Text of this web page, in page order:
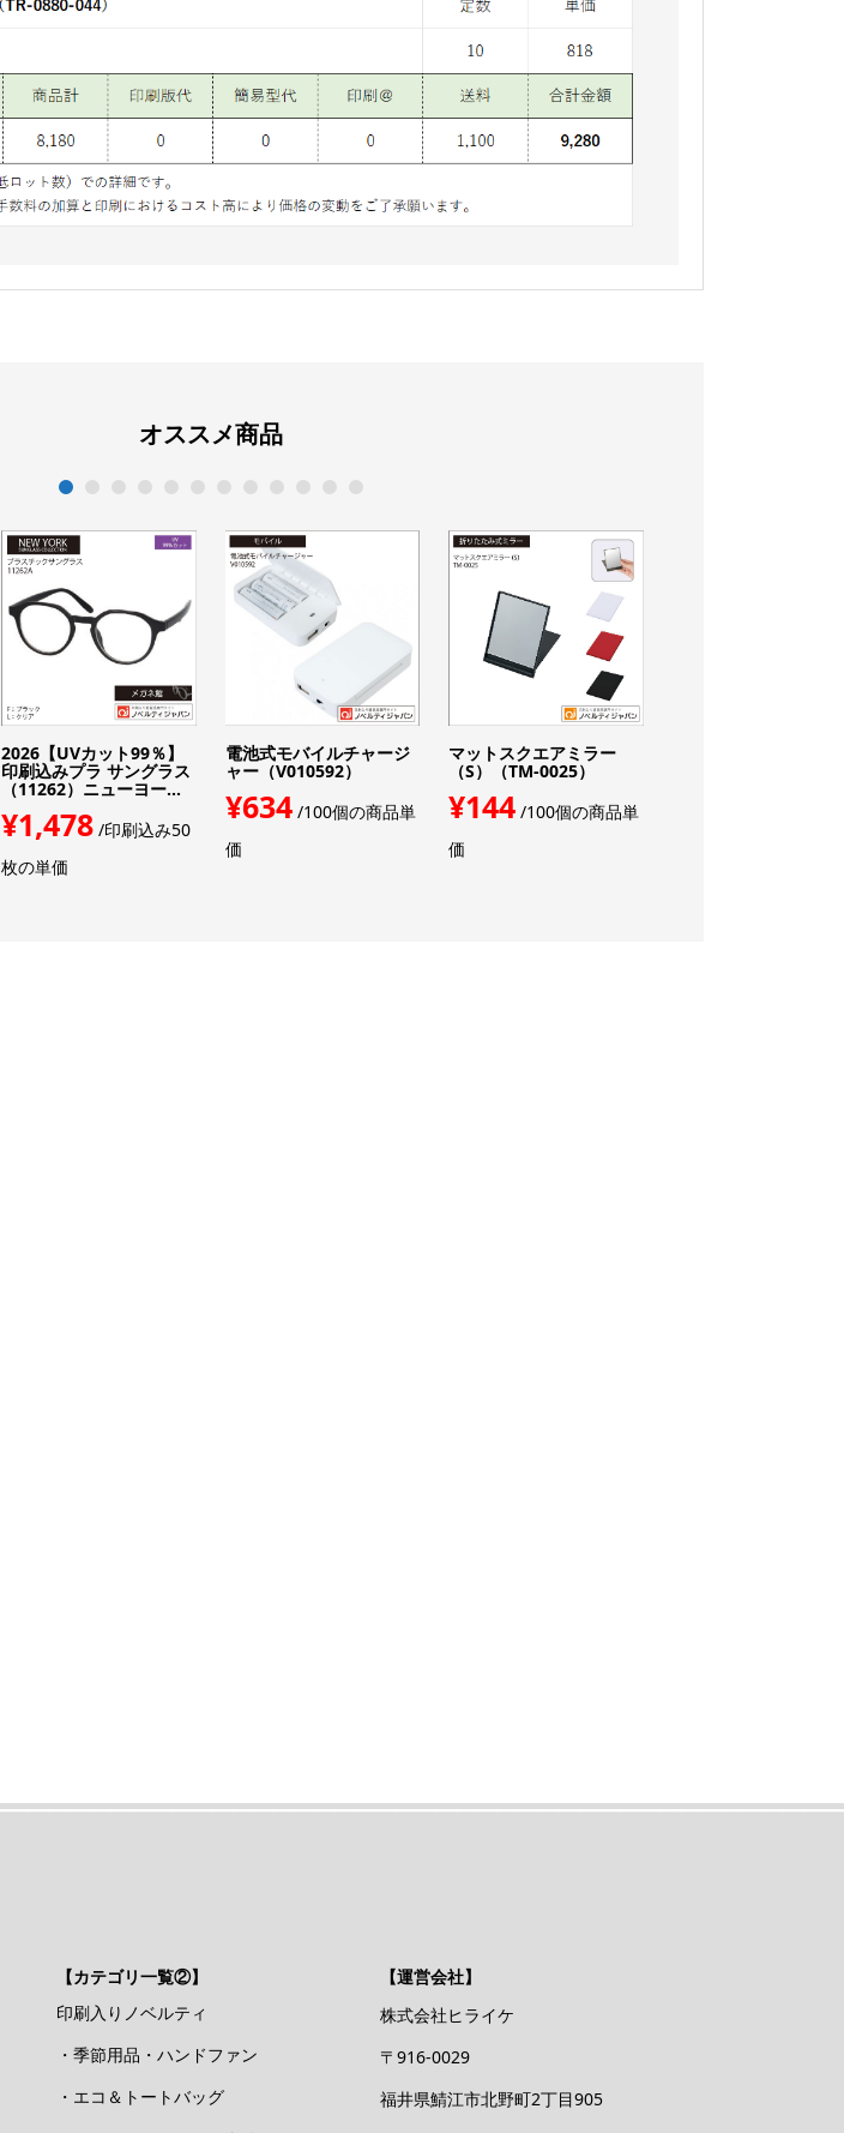
オススメ商品
2026【UVカット99％】
印刷込みプラ サングラス
（11262）ニューヨー...
¥1,478/印刷込み50
枚の単価
電池式モバイルチャージ
ャー（V010592）
¥634/100個の商品単
価
マットスクエアミラー
（S）（TM-0025）
¥144 /100個の商品単
価
1 2 3 4 5 6 7 8 9 10 11 12
【カテゴリ一覧②】
印刷入りノベルティ
・季節用品・ハンドファン
・エコ＆トートバッグ
【運営会社】
株式会社ヒライケ
〒916-0029
福井県鯖江市北野町2丁目905